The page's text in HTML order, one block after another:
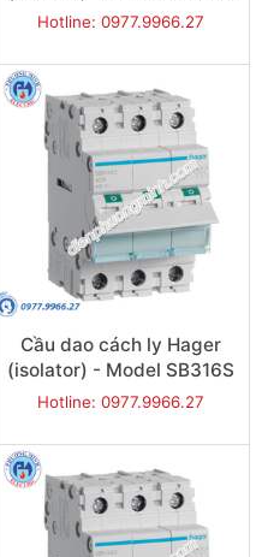
Hotline: 0977.9966.27
Cầu dao cách ly Hager
(isolator) - Model SB316S
Hotline: 0977.9966.27